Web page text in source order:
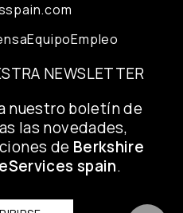
EquipoEmpleo
NEWSLETTER
nuestro boletín de
las novedades,
de Berkshire
spain.